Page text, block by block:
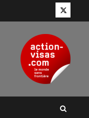
Twitter